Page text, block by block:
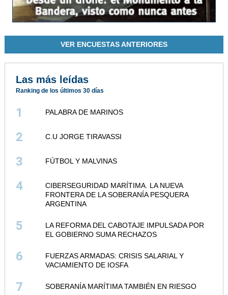
VER ENCUESTAS ANTERIORES
Las más leídas
Ranking de los últimos 30 días
1 PALABRA DE MARINOS
2 C.U JORGE TIRAVASSI
3 FÚTBOL Y MALVINAS
4
CIBERSEGURIDAD MARÍTIMA. LA NUEVA
FRONTERA DE LA SOBERANÍA PESQUERA
ARGENTINA
5
LA REFORMA DEL CABOTAJE IMPULSADA POR
EL GOBIERNO SUMA RECHAZOS
6
FUERZAS ARMADAS: CRISIS SALARIAL Y
VACIAMIENTO DE IOSFA
7 SOBERANÍA MARÍTIMA TAMBIÉN EN RIESGO